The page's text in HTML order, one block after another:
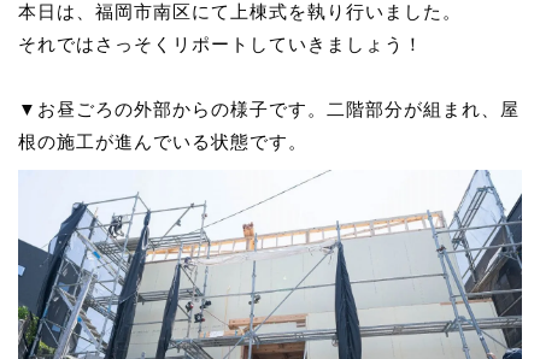
本日は、福岡市南区にて上棟式を執り行いました。
それではさっそくリポートしていきましょう！
▼お昼ごろの外部からの様子です。二階部分が組まれ、屋
根の施工が進んでいる状態です。